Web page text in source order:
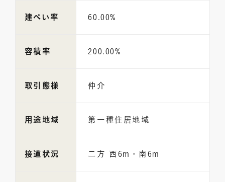
建ぺい率 60.00%
容積率 200.00%
取引態様 仲介
用途地域 第一種住居地域
接道状況 二方 西6m・南6m